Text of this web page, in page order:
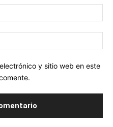
y sitio web en este